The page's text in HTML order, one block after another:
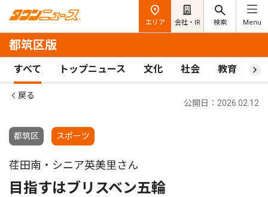
エリア 会社・IR 検索 Menu
都筑区版
すべて トップニュース 文化 社会 教育 ス
戻る
都筑区 スポーツ
公開日：2026.02.12
荏田南・シニア英美里さん
目指すはブリスベン五輪